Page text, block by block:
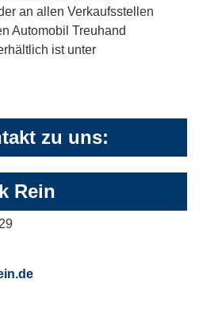
an allen Verkaufsstellen
Automobil Treuhand
ist unter
zu uns:
Rein